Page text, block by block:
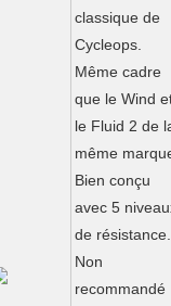
classique de
Cycleops.
Même cadre
que le Wind
le Fluid 2 de
même
Bien conçu
avec 5
de résistance.
Non
recommandé